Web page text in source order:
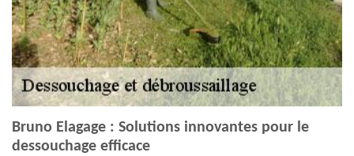
Bruno Elagage : Solutions innovantes pour le
dessouchage efficace